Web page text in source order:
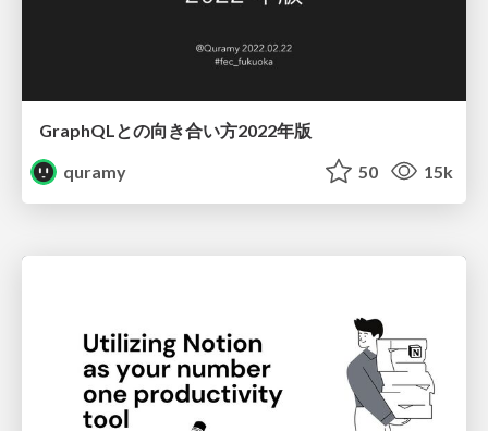
GraphQLとの向き合い方2022年版
quramy
50 15k